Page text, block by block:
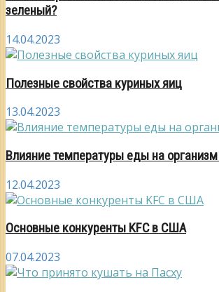
зеленый?
14.04.2023
Полезные свойства куриных яиц
13.04.2023
Влияние температуры еды на
12.04.2023
Основные конкуренты KFC в США
07.04.2023